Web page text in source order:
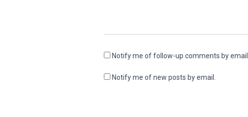
Notify me of follow-up comments by email.
Notify me of new posts by email.